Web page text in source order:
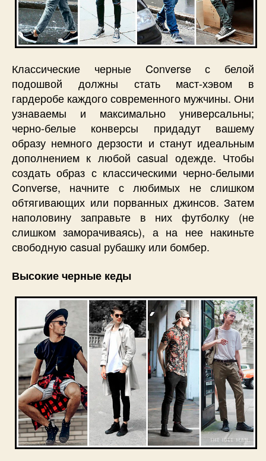
Классические черные Converse с белой
подошвой должны стать маст-хэвом в
гардеробе каждого современного мужчины. Они
узнаваемы и максимально универсальны;
черно-белые конверсы придадут вашему
образу немного дерзости и станут идеальным
дополнением к любой casual одежде. Чтобы
создать образ с классическими черно-белыми
Converse, начните с любимых не слишком
обтягивающих или порванных джинсов. Затем
наполовину заправьте в них футболку (не
слишком заморачиваясь), а на нее накиньте
свободную casual рубашку или бомбер.
Высокие черные кеды